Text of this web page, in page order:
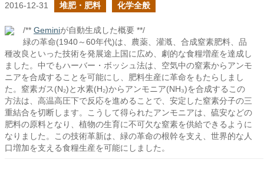
2016-12-31 堆肥・肥料 化学全般
/** Geminiが自動生成した概要 **/
緑の革命(1940～60年代)は、農薬、灌漑、合成窒素肥料、品
種改良といった技術を発展途上国に広め、劇的な食糧増産を達成し
ました。中でもハーバー・ボッシュ法は、空気中の窒素からアンモ
ニアを合成することを可能にし、肥料生産に革命をもたらしまし
た。窒素ガス(N₂)と水素(H₂)からアンモニア(NH₃)を合成するこの
方法は、高温高圧下で反応を進めることで、安定した窒素分子の三
重結合を切断します。こうして得られたアンモニアは、硫安などの
肥料の原料となり、植物の生育に不可欠な窒素を供給できるように
なりました。この技術革新は、緑の革命の根幹を支え、世界的な人
口増加を支える食糧生産を可能にしました。